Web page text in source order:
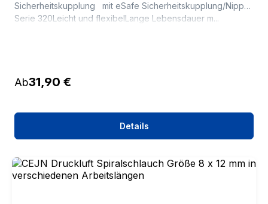
Sicherheitskupplung mit eSafe Sicherheitskupplung/Nippel
Serie 320Leicht und flexibelLange Lebensdauer m...
Regulärer Preis:
Ab31,90 €
Details